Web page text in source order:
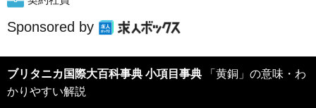
Sponsored by
ブリタニカ国際大百科事典 小項目事典
かりやすい解説